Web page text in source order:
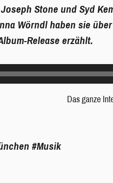
Stone und Syd
Wörndl haben sie
Release erzählt.
Das ganze
#Musik